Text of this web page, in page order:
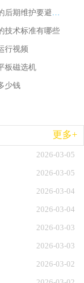
湿式磁选机的后期维护要避开哪些坑
技术标准有哪些
行视频
板磁选机
少钱
更多+
2026-03-05
2026-03-05
2026-03-04
2026-03-04
2026-03-03
2026-03-03
2026-03-02